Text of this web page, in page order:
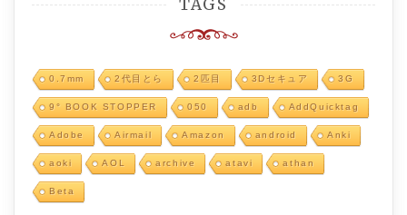
TAGS
0.7mm 2代目とら 2匹目 3Dセキュア 3G
9° BOOK STOPPER 050 adb AddQuicktag
Adobe Airmail Amazon android Anki
aoki AOL archive atavi athan
Beta